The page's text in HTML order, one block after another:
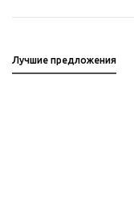
Лучшие предложения